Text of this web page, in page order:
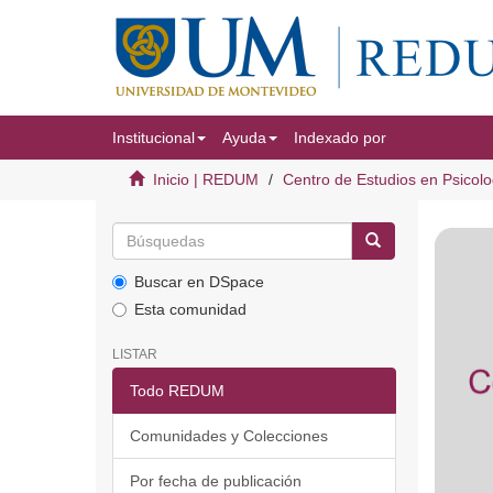
Institucional Ayuda Indexado por
Inicio | REDUM Centro de Estudios en
Buscar en DSpace
Esta comunidad
LISTAR
Todo REDUM
Comunidades y Colecciones
Por fecha de publicación